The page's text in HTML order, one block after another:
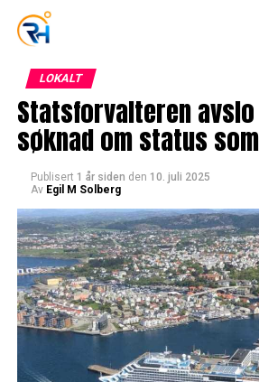
LOKALT
Statsforvalteren avslo
søknad om status
Publisert 1 år siden den 10. juli 2025
Av Egil M Solberg